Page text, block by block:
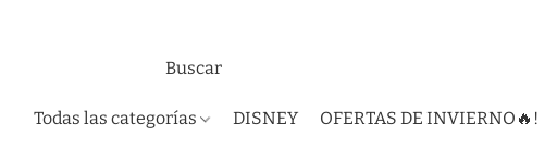
Todas las categorías DISNEY OFERTAS DE INVIERNO🔥!